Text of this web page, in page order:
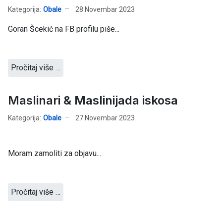
Kategorija: Obale 28 Novembar 2023
Goran Šcekić na FB profilu piše...
Pročitaj više …
Maslinari & Maslinijada iskosa
Kategorija: Obale 27 Novembar 2023
Moram zamoliti za objavu...
Pročitaj više …